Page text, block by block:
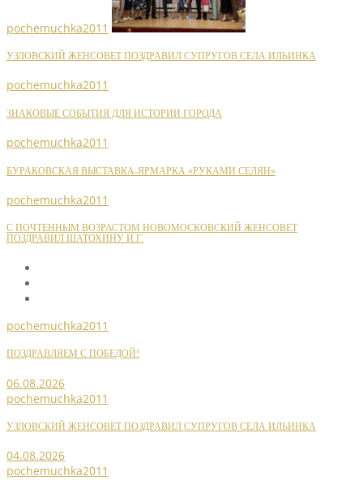
pochemuchka2011
УЗЛОВСКИЙ ЖЕНСОВЕТ ПОЗДРАВИЛ СУПРУГОВ СЕЛА ИЛЬИНКА
pochemuchka2011
ЗНАКОВЫЕ СОБЫТИЯ ДЛЯ ИСТОРИИ ГОРОДА
pochemuchka2011
БУРАКОВСКАЯ ВЫСТАВКА-ЯРМАРКА «РУКАМИ СЕЛЯН»
pochemuchka2011
С ПОЧТЕННЫМ ВОЗРАСТОМ НОВОМОСКОВСКИЙ ЖЕНСОВЕТ
ПОЗДРАВИЛ ШАТОХИНУ И.Г.
pochemuchka2011
ПОЗДРАВЛЯЕМ С ПОБЕДОЙ!
06.08.2026
pochemuchka2011
УЗЛОВСКИЙ ЖЕНСОВЕТ ПОЗДРАВИЛ СУПРУГОВ СЕЛА ИЛЬИНКА
04.08.2026
pochemuchka2011